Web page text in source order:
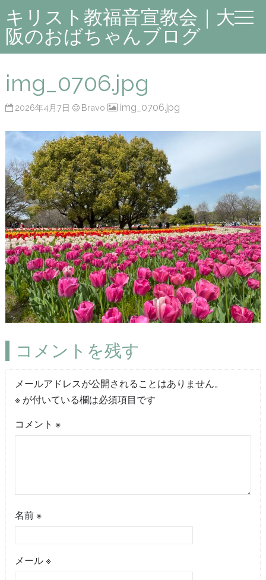
キリスト教福音宣教会｜大
阪のおばちゃんブログ
img_0706.jpg
2026年4月7日 Bravo img_0706.jpg
コメントを残す
メールアドレスが公開されることはありません。
※が付いている欄は必須項目です
コメント ※
名前 ※
メール ※